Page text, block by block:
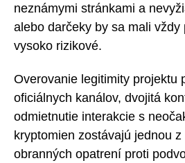
neznámymi stránkami a
alebo darčeky by sa mali
vysoko rizikové.
Overovanie legitimity projektu
oficiálnych kanálov, dvojitá
odmietnutie interakcie s
kryptomien zostávajú jednou
obranných opatrení proti